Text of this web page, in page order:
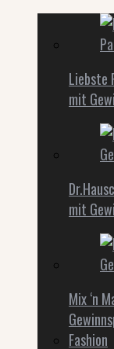
Liebste
mit
mit
Mix ‘n
Fashion